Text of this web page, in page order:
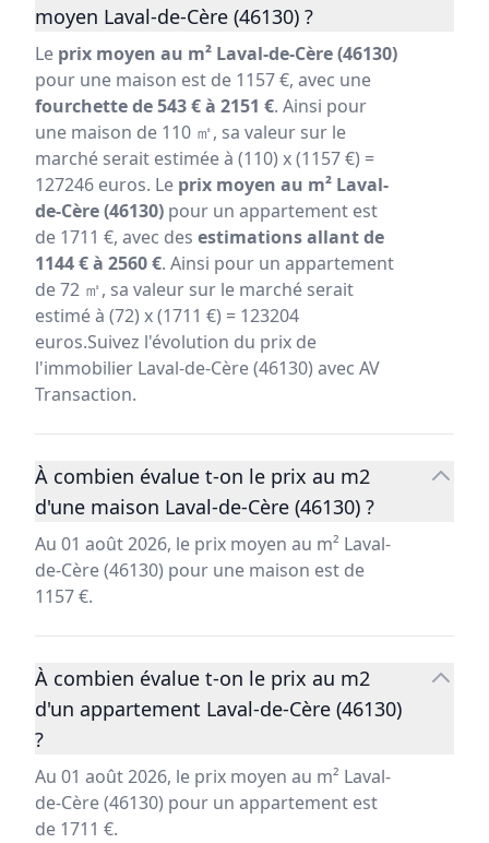
moyen Laval-de-Cère (46130) ?
Le prix moyen au m² Laval-de-Cère (46130)
pour une maison est de 1157 €, avec une
fourchette de 543 € à 2151 €. Ainsi pour
une maison de 110 ㎡, sa valeur sur le
marché serait estimée à (110) x (1157 €) =
127246 euros. Le prix moyen au m² Laval-
de-Cère (46130) pour un appartement est
de 1711 €, avec des estimations allant de
1144 € à 2560 €. Ainsi pour un appartement
de 72 ㎡, sa valeur sur le marché serait
estimé à (72) x (1711 €) = 123204
euros.Suivez l'évolution du prix de
l'immobilier Laval-de-Cère (46130) avec AV
Transaction.
À combien évalue t-on le prix au m2
d'une maison Laval-de-Cère (46130) ?
Au 01 août 2026, le prix moyen au m² Laval-
de-Cère (46130) pour une maison est de
1157 €.
À combien évalue t-on le prix au m2
d'un appartement Laval-de-Cère (46130)
?
Au 01 août 2026, le prix moyen au m² Laval-
de-Cère (46130) pour un appartement est
de 1711 €.